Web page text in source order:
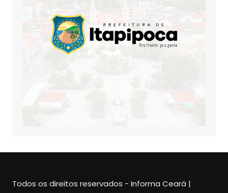
Todos os direitos reservados - Informa Ceará |